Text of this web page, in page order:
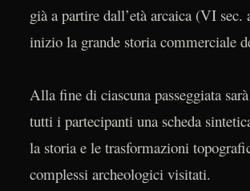
già a partire dall’età arcaica (VI sec.
inizio la grande storia commerciale
Alla fine di ciascuna passeggiata
tutti i partecipanti una scheda
la storia e le trasformazioni
complessi archeologici visitati.